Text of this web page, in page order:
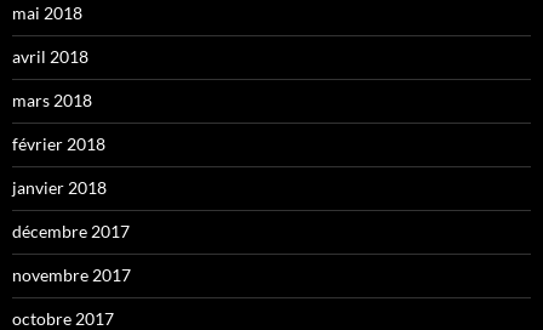
mai 2018
avril 2018
mars 2018
février 2018
janvier 2018
décembre 2017
novembre 2017
octobre 2017